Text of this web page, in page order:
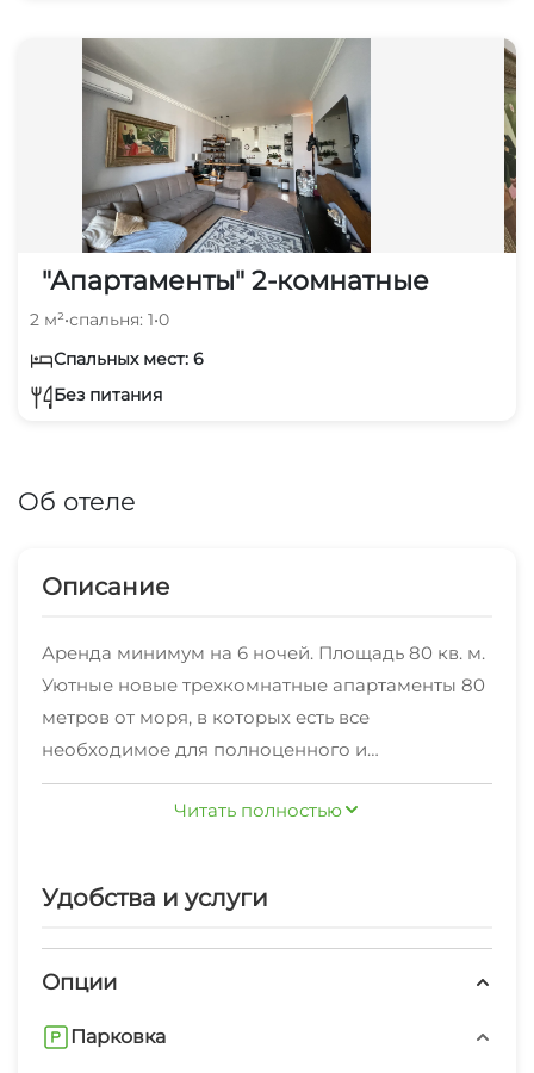
"Апартаменты" 2-комнатные
2 м²•спальня: 1•0
Спальных мест: 6
Без питания
Об отеле
Описание
Аренда минимум на 6 ночей. Площадь 80 кв. м.
Уютные новые трехкомнатные апартаменты 80
метров от моря, в которых есть все
необходимое для полноценного и
комфортного отдыха на 6 человек, закрытая
охраняемая территория, на которой есть
территории с карточкой доступа через
аптека, благоустроенная набережная, чистые
Парк, стадион Фишт и тд.)
Читать полностью
Удобства и услуги
Опции
Парковка